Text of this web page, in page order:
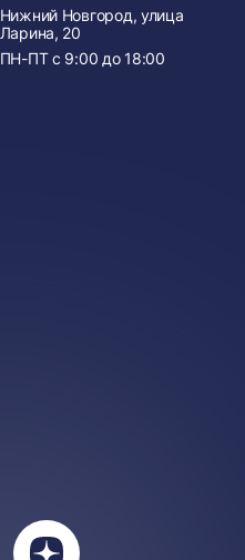
Нижний Новгород, улица
Ларина, 20
ПН-ПТ с 9:00 до 18:00